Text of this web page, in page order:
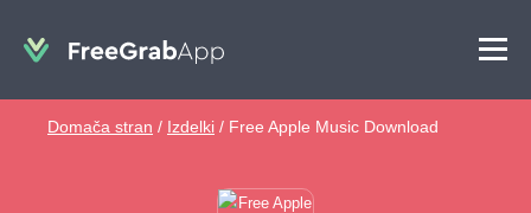
Domača stran / Izdelki / Free Apple Music Download